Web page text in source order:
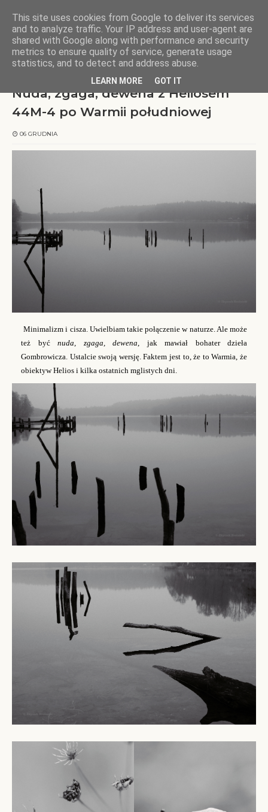
KOCHAMY WARMIĘ
Strona główna Wulpińskie
Nuda, zgaga, dewena z Heliosem 44M-4
po Warmii południowej
Nuda, zgaga, dewena z Heliosem
44M-4 po Warmii południowej
06 GRUDNIA
Minimalizm i cisza. Uwielbiam takie połączenie w naturze. Ale może
też być nuda, zgaga, dewena , jak mawiał bohater dzieła
Gombrowicza. Ustalcie swoją wersję. Faktem jest to, że to Warmia, że
obiektyw Helios i kilka ostatnich mglistych dni.
This site uses cookies from Google to deliver its services
and to analyze traffic. Your IP address and user-agent are
shared with Google along with performance and security
metrics to ensure quality of service, generate usage
statistics, and to detect and address abuse.
LEARN MORE GOT IT